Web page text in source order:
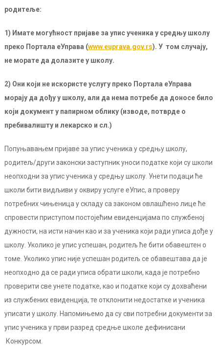
родитеље:
1) Иматемогућност пријаве за упис ученика у средњу школу
преко Портала еУправа (www.euprava.gov.rs). У том случају,
не моратеда долазитеу школу.
2) Они који не искористе услугу преко Портала еУправа
морају да дођу у школу, али да нема потребе да доносе било
који документ у папирном облику (изводе, потврде о
пребивалишту и лекарско и сл.)
Попуњавањем пријаве за упис ученика у средњу школу,
родитељ/други законски заступник уноси податке који су школи
неопходни за упис ученика у средњу школу. Унети подаци ће
школи бити видљиви у оквиру услуге еУпис, а проверу
потребних чињеница у складу са законом овлашћено лице ће
спровести приступом постојећим евиденцијама по службеној
дужности, на исти начин као и за ученика који ради уписа дође у
школу. Уколико је упис успешан, родитељ ће бити обавештен о
томе. Уколико упис није успешан родитељ се обавештава да је
неопходно да се ради уписа обрати школи, када је потребно
проверити све унете податке, као и податке који су дохваћени
из службених евиденција, те отклонити недостатке и ученика
уписати у школу. Напомињемо да су сви потребни документи за
упис ученика у први разред средње школе дефинисани
Конкурсом.